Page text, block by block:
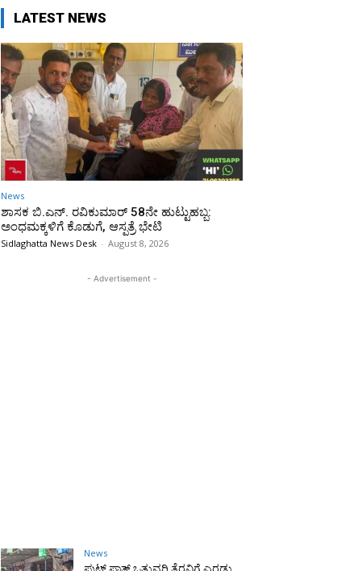
LATEST NEWS
News
ಶಾಸಕ ಬಿ.ಎನ್. ರವಿಕುಮಾರ್ 58ನೇ ಹುಟ್ಟುಹಬ್ಬ:
ಅಂಧಮಕ್ಕಳಿಗೆ ಕೊಡುಗೆ, ಆಸ್ಪತ್ರೆ ಭೇಟಿ
Sidlaghatta News Desk - August 8, 2026
- Advertisement -
News